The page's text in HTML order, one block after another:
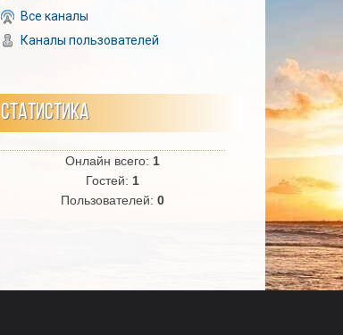
Все каналы
Каналы пользователей
СТАТИСТИКА
Онлайн всего: 1
Гостей: 1
Пользователей:0